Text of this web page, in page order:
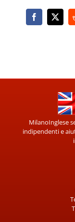
Facebook
X
MilanoInglese
indipendenti e